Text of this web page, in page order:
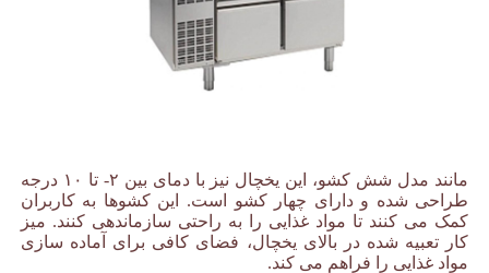
مانند مدل شش کشو، این یخچال نیز با دمای بین ۲- تا ۱۰ درجه
طراحی شده و دارای چهار کشو است. این کشوها به کاربران
کمک می کنند تا مواد غذایی را به راحتی سازماندهی کنند. میز
کار تعبیه شده در بالای یخچال، فضای کافی برای آماده سازی
مواد غذایی را فراهم می کند.